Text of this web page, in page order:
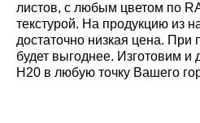
листов, с любым цветом по
текстурой. На продукцию из
достаточно низкая цена. При
будет выгоднее. Изготовим
Н20 в любую точку Вашего